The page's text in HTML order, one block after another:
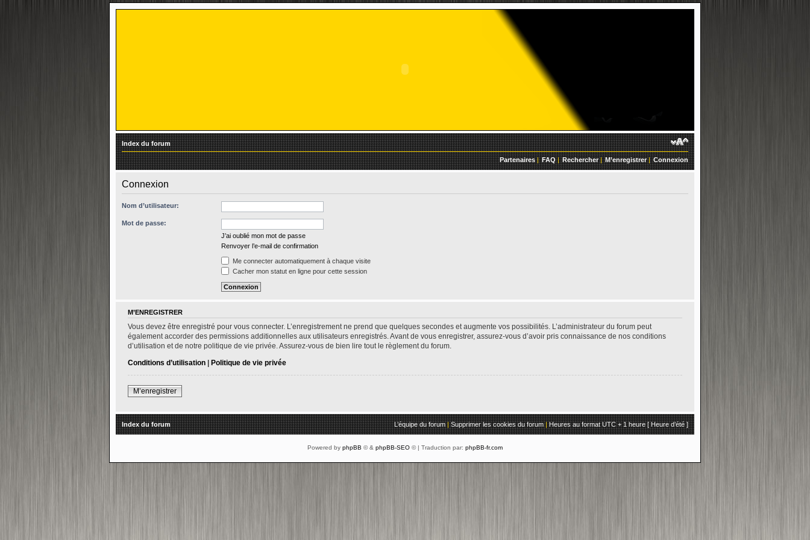
Index du forum
Partenaires| FAQ| Rechercher| M’enregistrer| Connexion
Connexion
Nom d’utilisateur:
Mot de passe:
J’ai oublié mon mot de passe
Renvoyer l’e-mail de confirmation
Me connecter automatiquement à chaque visite
Cacher mon statut en ligne pour cette session
M’ENREGISTRER
Vous devez être enregistré pour vous connecter. L’enregistrement ne prend que quelques secondes et augmente vos possibilités. L’administrateur du forum peut
également accorder des permissions additionnelles aux utilisateurs enregistrés. Avant de vous enregistrer, assurez-vous d’avoir pris connaissance de nos conditions
d’utilisation et de notre politique de vie privée. Assurez-vous de bien lire tout le règlement du forum.
Conditions d’utilisation | Politique de vie privée
M’enregistrer
Index du forum L’équipe du forum |Supprimer les cookies du forum|Heures au format UTC + 1 heure [ Heure d’été ]
Powered by phpBB © & phpBB-SEO © | Traduction par: phpBB-fr.com